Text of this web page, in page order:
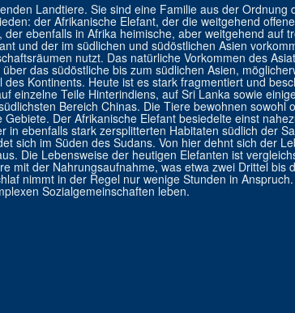
Landtiere. Sie sind eine Familie aus der Ordnung
der Afrikanische Elefant, der die weitgehend
ebenfalls in Afrika heimische, aber weitgehend auf
und der im südlichen und südöstlichen Asien
nutzt. Das natürliche Vorkommen des
das südöstliche bis zum südlichen Asien,
Kontinents. Heute ist es stark fragmentiert und
einzelne Teile Hinterindiens, auf Sri Lanka sowie
Bereich Chinas. Die Tiere bewohnen sowohl
Der Afrikanische Elefant besiedelte einst
in ebenfalls stark zersplitterten Habitaten südlich der
sich im Süden des Sudans. Von hier dehnt sich der
Die Lebensweise der heutigen Elefanten ist
mit der Nahrungsaufnahme, was etwa zwei Drittel bis
nimmt in der Regel nur wenige Stunden in
Sozialgemeinschaften leben.